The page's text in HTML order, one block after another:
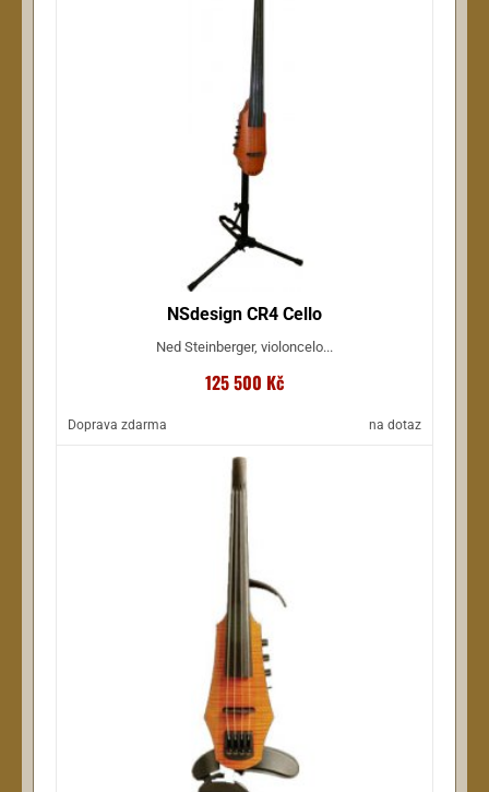
NSdesign CR4 Cello
Ned Steinberger, violoncelo...
125 500 Kč
Doprava zdarma na dotaz